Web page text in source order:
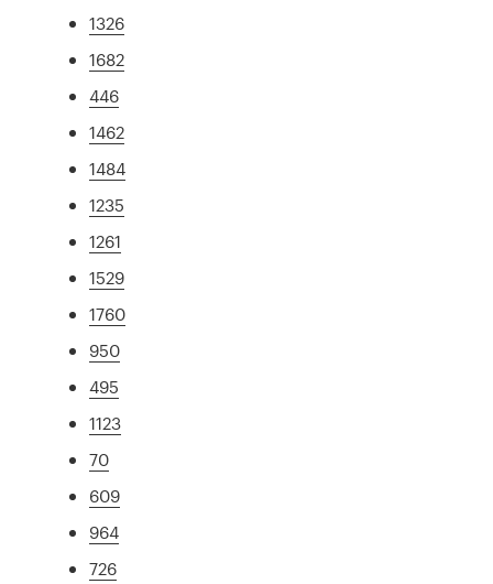
1326
1682
446
1462
1484
1235
1261
1529
1760
950
495
1123
70
609
964
726